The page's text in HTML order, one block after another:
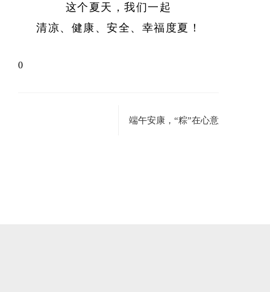
这个夏天，我们一起
清凉、健康、安全、幸福度夏！
0
端午安康，“粽”在心意